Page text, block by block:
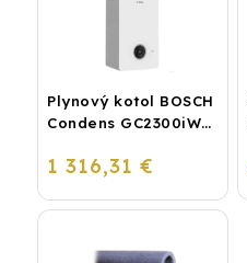
Plynový kotol BOSCH
Condens GC2300iW
kondenzačný
1 316,31 €